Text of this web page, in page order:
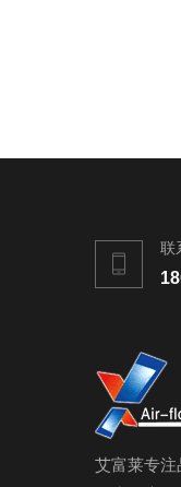
联
艾富莱专